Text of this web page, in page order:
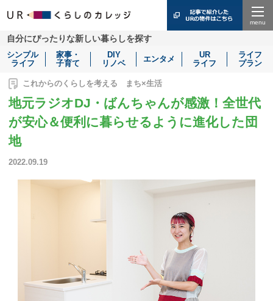
自分にぴったりな新しい暮らしを探す
シンプル
ライフ
家事・
子育て
DIY
リノベ
エンタメ
UR
ライフ
ライフ
プラン
これからのくらしを考える まち×生活
地元ラジオDJ・ばんちゃんが感激！全世代
が安心＆便利に暮らせるように進化した団
地
2022.09.19